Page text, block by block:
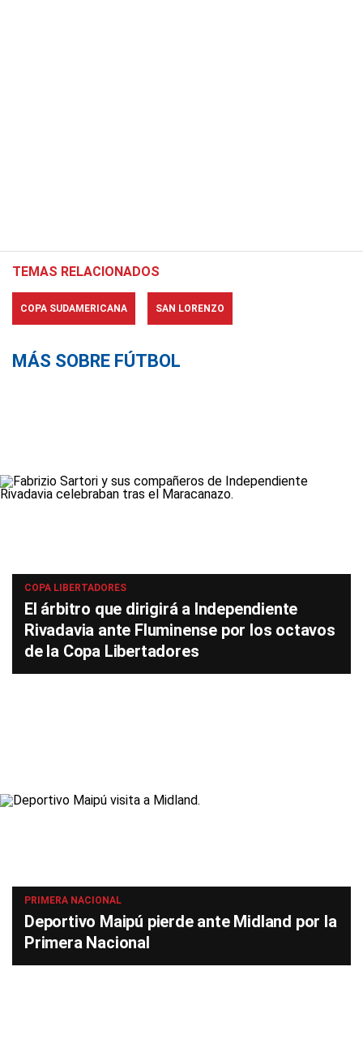
TEMAS RELACIONADOS
COPA SUDAMERICANA SAN LORENZO
MÁS SOBRE FÚTBOL
COPA LIBERTADORES
El árbitro que dirigirá a Independiente
Rivadavia ante Fluminense por los octavos
de la Copa Libertadores
PRIMERA NACIONAL
Deportivo Maipú pierde ante Midland por la
Primera Nacional